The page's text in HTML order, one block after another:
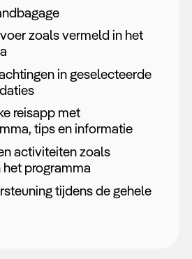
zoals vermeld in het
in geselecteerde
reisapp met
tips en informatie
activiteiten zoals
programma
tijdens de gehele